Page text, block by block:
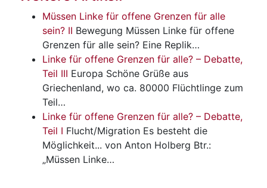
Müssen Linke für offene Grenzen für alle
sein? II Bewegung Müssen Linke für offene
Grenzen für alle sein? Eine Replik…
Linke für offene Grenzen für alle? – Debatte,
Teil III Europa Schöne Grüße aus
Griechenland, wo ca. 80000 Flüchtlinge zum
Teil…
Linke für offene Grenzen für alle? – Debatte,
Teil I Flucht/Migration Es besteht die
Möglichkeit... von Anton Holberg Btr.:
„Müssen Linke…